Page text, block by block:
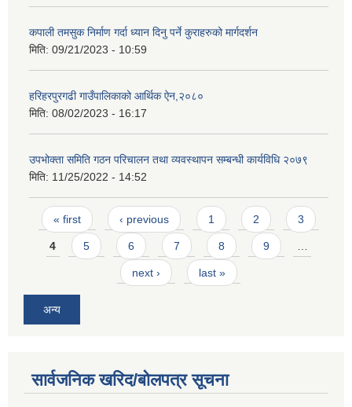
कपाली तमसुक निर्माण गर्दा ध्यान दिनु पर्ने कुराहरुको मार्गदर्शन
मिति: 09/21/2023 - 10:59
हरिहरपुरगढी गाउँपालिकाको आर्थिक ऐन,२०८०
मिति: 08/02/2023 - 16:17
उपभोक्ता समिति गठन परिचालन तथा व्यवस्थापन सम्बन्धी कार्यविधि २०७९
मिति: 11/25/2022 - 14:52
Pages
« first ‹ previous 1 2 3
4 5 6 7 8 9 …
next › last »
अन्य
सार्वजनिक खरिद/बोलपत्र सूचना